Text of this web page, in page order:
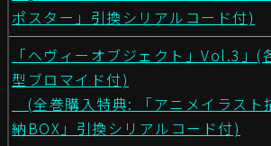
ポスター」引換シリアルコード付)
「ヘヴィーオブジェクト」Vol.3」(
型ブロマイド付)
(全巻購入特典: 「アニメイラスト
納BOX」引換シリアルコード付)